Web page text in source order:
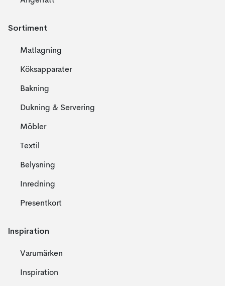
Sortiment
Matlagning
Köksapparater
Bakning
Dukning & Servering
Möbler
Textil
Belysning
Inredning
Presentkort
Inspiration
Varumärken
Inspiration